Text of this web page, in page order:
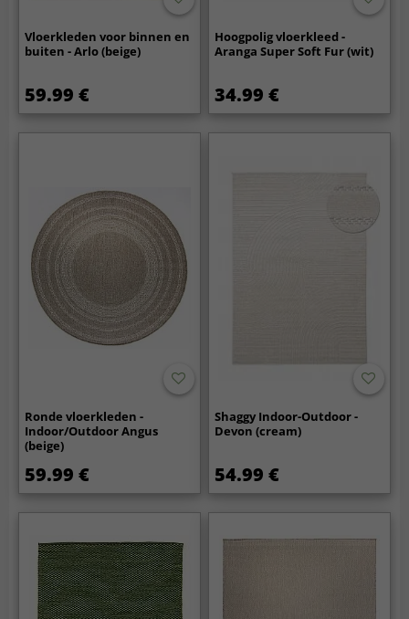
Vloerkleden voor binnen en
buiten - Arlo (beige)
59.99 €
Hoogpolig vloerkleed -
Aranga Super Soft Fur (wit)
34.99 €
Ronde vloerkleden -
Indoor/Outdoor Angus
(beige)
59.99 €
Shaggy Indoor-Outdoor -
Devon (cream)
54.99 €